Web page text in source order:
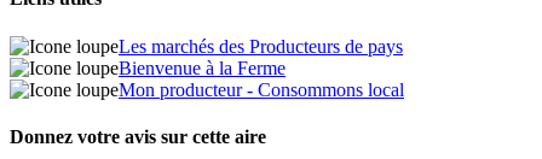
Les marchés des Producteurs de pays
Bienvenue à la Ferme
Mon producteur - Consommons local
Donnez votre avis sur cette aire